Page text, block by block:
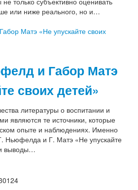
или ниже реального, но и…
и Габор Матэ
своих детей»
литературы о воспитании и
являются те источники, которые
опыте и наблюдениях. Именно
Ньюфелда и Г. Матэ «Не упускайте
выводы…